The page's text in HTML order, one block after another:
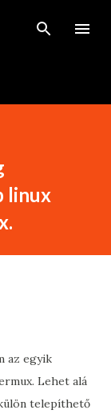
linux
az egyik
Lehet alá
telepíthető